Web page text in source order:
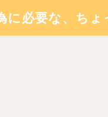
必要な、ちょ